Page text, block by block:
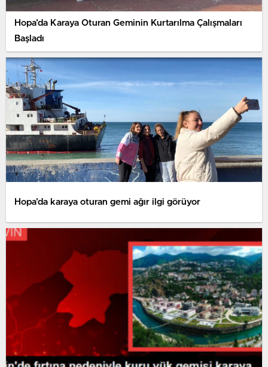
Hopa’da Karaya Oturan Geminin Kurtarılma Çalışmaları
Başladı
Hopa’da karaya oturan gemi ağır ilgi görüyor